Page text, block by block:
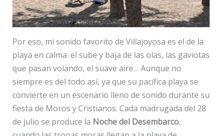
Por eso, mi sonido favorito de Villajoyosa es el de la
playa en calma: el sube y baja de las olas, las gaviotas
que pasan volando, el suave aire… Aunque no
siempre es del todo así, ya que su pacífica playa se
convierte en un escenario lleno de sonido durante su
fiesta de Moros y Cristianos. Cada madrugada del 28
de julio se produce la Noche del Desembarco,